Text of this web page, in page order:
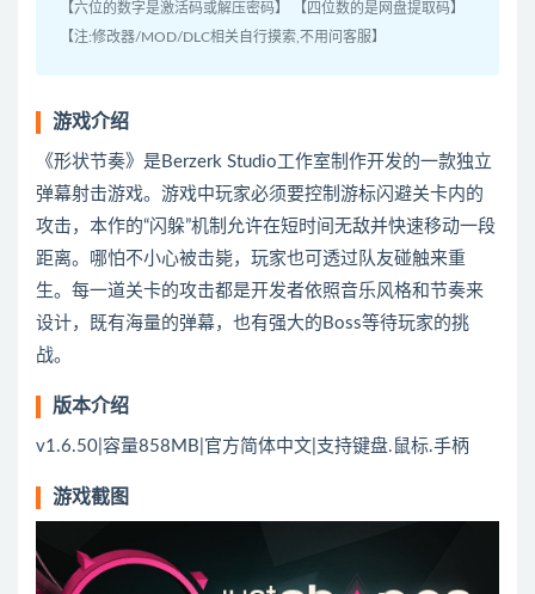
【六位的数字是激活码或解压密码】 【四位数的是网盘提取码】
【注:修改器/MOD/DLC相关自行摸索,不用问客服】
游戏介绍
《形状节奏》是Berzerk Studio工作室制作开发的一款独立
弹幕射击游戏。游戏中玩家必须要控制游标闪避关卡内的
攻击，本作的“闪躲”机制允许在短时间无敌并快速移动一段
距离。哪怕不小心被击毙，玩家也可透过队友碰触来重
生。每一道关卡的攻击都是开发者依照音乐风格和节奏来
设计，既有海量的弹幕，也有强大的Boss等待玩家的挑
战。
版本介绍
v1.6.50|容量858MB|官方简体中文|支持键盘.鼠标.手柄
游戏截图